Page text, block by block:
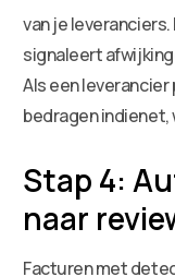
van je
signaleert
Als een
bedragen
Stap 4:
naar
Facturen met